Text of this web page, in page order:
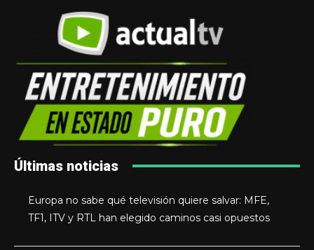
Últimas noticias
Europa no sabe qué televisión quiere salvar: MFE,
TF1, ITV y RTL han elegido caminos casi opuestos